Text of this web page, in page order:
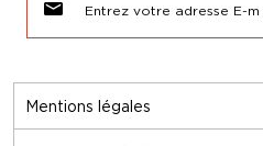
Mentions légales